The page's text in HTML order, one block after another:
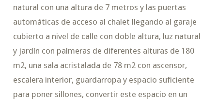
natural con una altura de 7 metros y las puertas
automáticas de acceso al chalet llegando al garaje
cubierto a nivel de calle con doble altura, luz natural
y jardín con palmeras de diferentes alturas de 180
m2, una sala acristalada de 78 m2 con ascensor,
escalera interior, guardarropa y espacio suficiente
para poner sillones, convertir este espacio en un